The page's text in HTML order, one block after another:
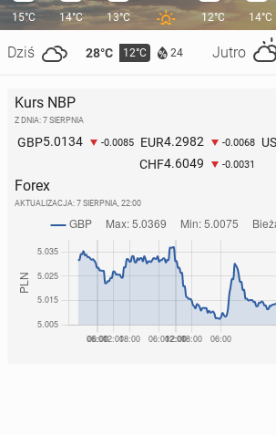
15°C
Dziś 28°C 12°C 24 Jutro
14°C 13°C 12°C 14°C
Kurs NBP
Z DNIA: 7 SIERPNIA
GBP5.0134 -0.0085 EUR4.2982 -0.0068
CHF4.6049 -0.0031
Forex
AKTUALIZACJA: 7 SIERPNIA, 22:00